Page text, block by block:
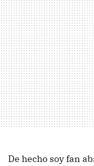
De hecho soy fan